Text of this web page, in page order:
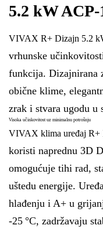
5.2 kW
VIVAX R+ Dizajn 5.2
vrhunske
funkcija. Dizajnirana
obične klime,
zrak i stvara ugodu u
Visoka učinkovitost uz minimalnu potrošnju
VIVAX klima uređaj
koristi naprednu 3D
omogućuje tihi rad,
uštedu energije.
hlađenju i A+ u
-25 °C, zadržavaju